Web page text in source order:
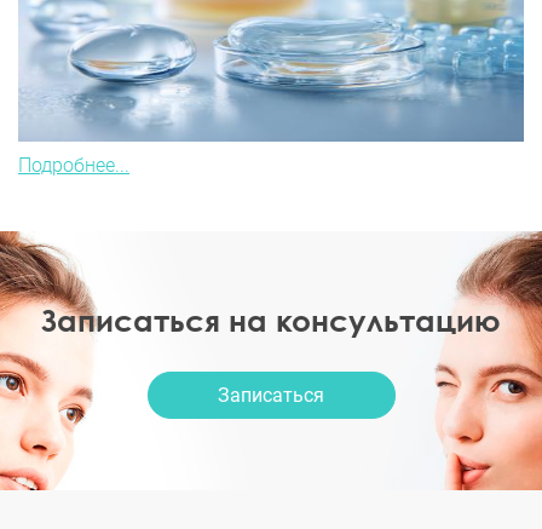
Подробнее...
Записаться на консультацию
Записаться